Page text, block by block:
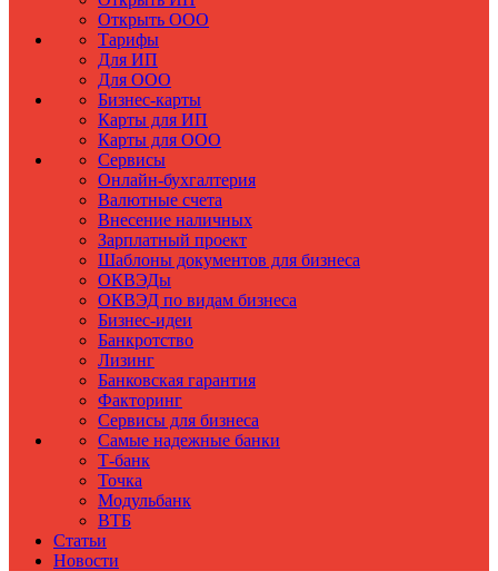
Открыть ООО
Тарифы
Для ИП
Для ООО
Бизнес-карты
Карты для ИП
Карты для ООО
Сервисы
Онлайн-бухгалтерия
Валютные счета
Внесение наличных
Зарплатный проект
Шаблоны документов для бизнеса
ОКВЭДы
ОКВЭД по видам бизнеса
Бизнес-идеи
Банкротство
Лизинг
Банковская гарантия
Факторинг
Сервисы для бизнеса
Самые надежные банки
Т-банк
Точка
Модульбанк
ВТБ
Статьи
Новости